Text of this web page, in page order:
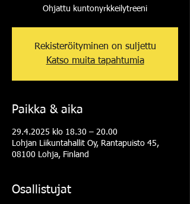
Ohjattu kuntonyrkkeilytreeni
Rekisteröityminen on suljettu
Katso muita tapahtumia
Paikka & aika
29.4.2025 klo 18.30 – 20.00
Lohjan Liikuntahallit Oy, Rantapuisto 45,
08100 Lohja, Finland
Osallistujat